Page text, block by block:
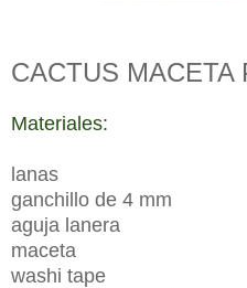
CACTUS MACETA
Materiales:
lanas
ganchillo de 4 mm
aguja lanera
maceta
washi tape